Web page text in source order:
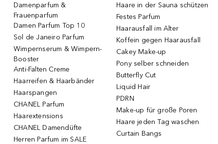
Damenparfum &
Frauenparfum
Damen Parfum Top 10
Sol de Janeiro Parfum
Wimpernserum & Wimpern-
Booster
Anti-Falten Creme
Haarreifen & Haarbänder
Haarspangen
CHANEL Parfum
Haarextensions
CHANEL Damendüfte
Herren Parfum im SALE
Haare in der Sauna schützen
Festes Parfum
Haarausfall im Alter
Koffein gegen Haarausfall
Cakey Make-up
Pony selber schneiden
Butterfly Cut
Liquid Hair
PDRN
Make-up für große Poren
Haare jeden Tag waschen
Curtain Bangs